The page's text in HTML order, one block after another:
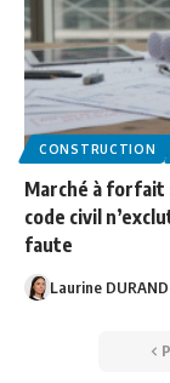
CONSTRUCTION
Marché à forfait
code civil
faute
Laurine